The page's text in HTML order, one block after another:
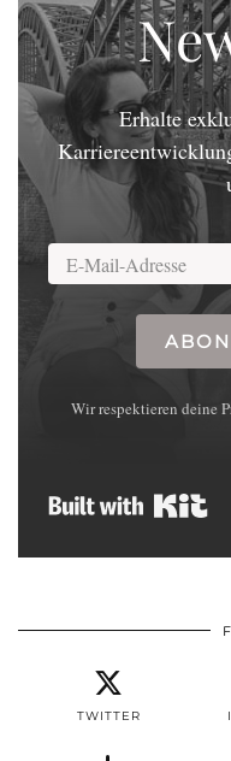
Erhalte
Wir respektieren deine
TWITTER